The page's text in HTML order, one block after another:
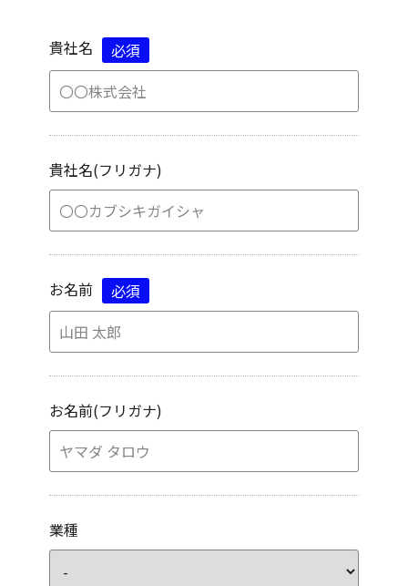
貴社名 必須
貴社名(フリガナ)
お名前 必須
お名前(フリガナ)
業種